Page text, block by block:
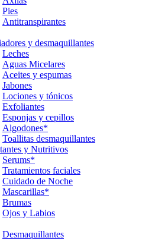
Pies
Antitranspirantes
y desmaquillantes
Leches
Aguas Micelares
Aceites y espumas
Jabones
Lociones y tónicos
Exfoliantes
Esponjas y cepillos
Algodones*
Toallitas desmaquillantes
y Nutritivos
Serums*
Tratamientos faciales
Cuidado de Noche
Mascarillas*
Brumas
Ojos y Labios
Desmaquillantes